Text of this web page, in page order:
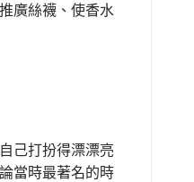
廣絲襪、使香水
己打扮得漂漂亮
當時最著名的時